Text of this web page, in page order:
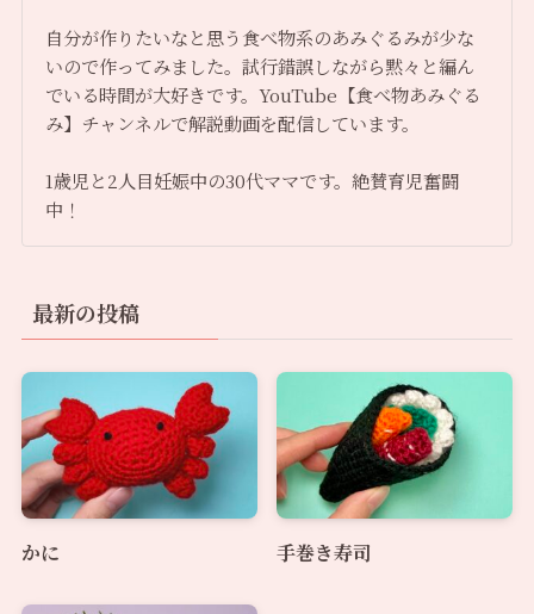
自分が作りたいなと思う食べ物系のあみぐるみが少な
いので作ってみました。試行錯誤しながら黙々と編ん
でいる時間が大好きです。YouTube【食べ物あみぐる
み】チャンネルで解説動画を配信しています。
1歳児と2人目妊娠中の30代ママです。絶賛育児奮闘
中！
最新の投稿
かに 手巻き寿司